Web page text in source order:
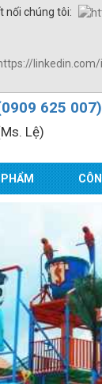
nối chúng tôi:
625 007)
Lệ)